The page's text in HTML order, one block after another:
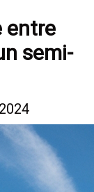
entre
semi-